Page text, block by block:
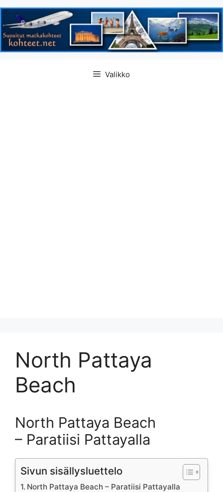
Valikko
North Pattaya
Beach
North Pattaya Beach
– Paratiisi Pattayalla
Sivun sisällysluettelo
North Pattaya Beach – Paratiisi Pattayalla